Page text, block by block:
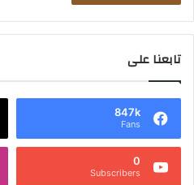
تابعنا على
847k
Fans
0
Subscribers